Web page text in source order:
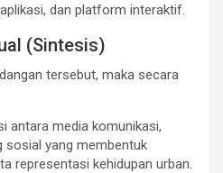
dan platform interaktif.
(Sintesis)
tersebut, maka secara
antara media komunikasi,
sosial yang membentuk
representasi kehidupan urban.